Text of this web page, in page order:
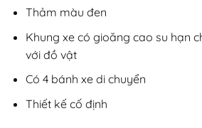
Thảm màu đen
Khung xe có gioăng cao su hạn
với đồ vật
Có 4 bánh xe di chuyển
Thiết kế cố định